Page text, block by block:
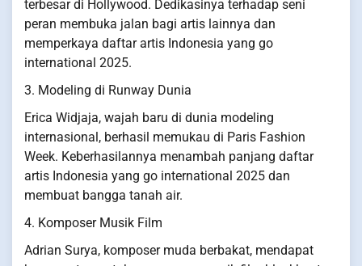
terbesar di Hollywood. Dedikasinya terhadap seni
peran membuka jalan bagi artis lainnya dan
memperkaya daftar artis Indonesia yang go
international 2025.
3. Modeling di Runway Dunia
Erica Widjaja, wajah baru di dunia modeling
internasional, berhasil memukau di Paris Fashion
Week. Keberhasilannya menambah panjang daftar
artis Indonesia yang go international 2025 dan
membuat bangga tanah air.
4. Komposer Musik Film
Adrian Surya, komposer muda berbakat, mendapat